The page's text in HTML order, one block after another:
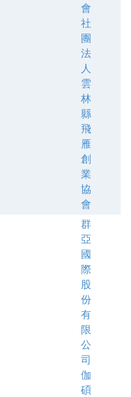
會
社
團
法
人
雲
林
縣
飛
雁
創
業
協
會
群
亞
國
際
股
份
有
限
公
司
伽
碩